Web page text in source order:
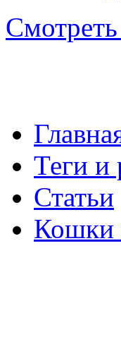
Смотреть
Теги и
Статьи
Кошки